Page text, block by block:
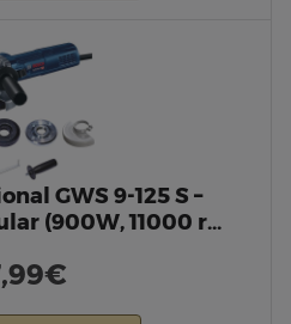
GWS 9-125 S –
(900W, 11000 r…